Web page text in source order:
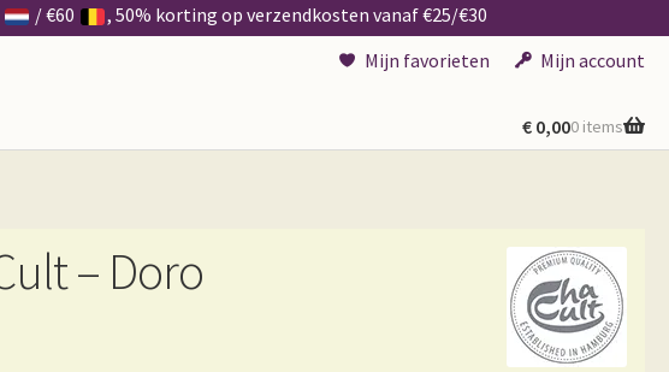
/ €60
, 50% korting op verzendkosten vanaf €25/€30
Mijn favorieten Mijn account
€ 0,000 items
– Doro